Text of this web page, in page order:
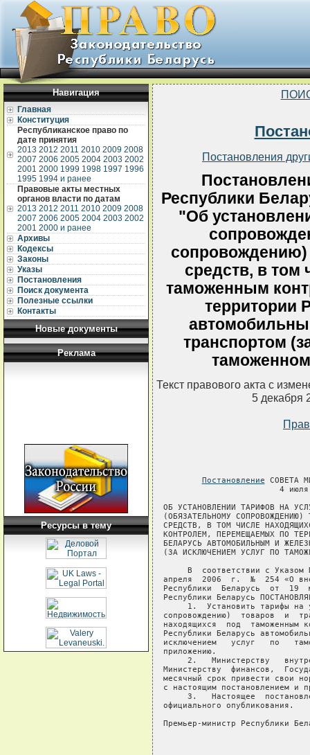
Навигация
Главная
Конституция
Республиканское право по
дате принятия
2013 2012 2011 2010 2009 2008
2007 2006 2005 2004 2003 2002
2001 2000 1999 1998 1997 1996
1995 1994 и ранее
Правовые акты местных
органов власти по датам
2013 2012 2011 2010 2009 2008
2007 2006 2005 2004 2003 2002
2001 2000 и ранее
Архивы
Кодексы
Законы
Указы
Постановления
Поиск документа
Полезные ссылки
Контакты
Новые документы
Реклама
Ресурсы в тему
Постановления
Республики
"Об
сопровождению)
средств, в том
таможенным
территории
транспортом
Текст правового акта с
5 декабря
Постановление СОВЕТА
4
ОБ УСТАНОВЛЕНИИ ТАРИФОВ НА
(ОБЯЗАТЕЛЬНОМУ СОПРОВОЖДЕНИЮ)
СРЕДСТВ, В ТОМ ЧИСЛЕ
КОНТРОЛЕМ, ПЕРЕМЕЩАЕМЫХ ПО
БЕЛАРУСЬ АВТОМОБИЛЬНЫМ И
(ЗА ИСКЛЮЧЕНИЕМ УСЛУГ ПО
В  соответствии с Указом
апреля  2006  г.  №  254 «О
Республики  Беларусь  от  19
Республики Беларусь
1.  Установить тарифы на
сопровождению)  товаров  и
находящихся  под  таможенным
Республики Беларусь
исключением   услуг   по
приложению.
2.   Министерству
Министерству  финансов,
месячный срок привести свои
с настоящим постановлением и
3.   Настоящее
официального опубликования.
Премьер-министр